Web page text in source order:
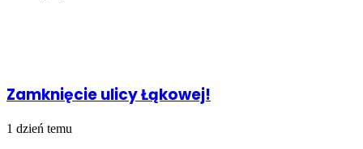
Zamknięcie ulicy Łąkowej!
1 dzień temu